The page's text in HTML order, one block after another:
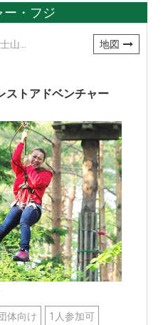
ー・フジ
1
地図
ストアドベンチャー
体向け 1人参加可